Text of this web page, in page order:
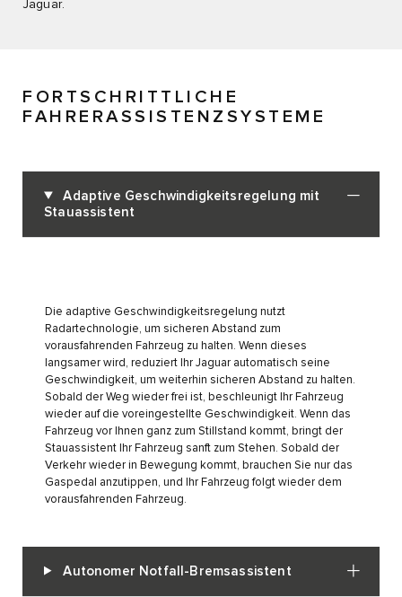
Jaguar.
FORTSCHRITTLICHE
FAHRERASSISTENZSYSTEME
Adaptive Geschwindigkeitsregelung mit
Stauassistent
Die adaptive Geschwindigkeitsregelung nutzt
Radartechnologie, um sicheren Abstand zum
vorausfahrenden Fahrzeug zu halten. Wenn dieses
langsamer wird, reduziert Ihr Jaguar automatisch seine
Geschwindigkeit, um weiterhin sicheren Abstand zu halten.
Sobald der Weg wieder frei ist, beschleunigt Ihr Fahrzeug
wieder auf die voreingestellte Geschwindigkeit. Wenn das
Fahrzeug vor Ihnen ganz zum Stillstand kommt, bringt der
Stauassistent Ihr Fahrzeug sanft zum Stehen. Sobald der
Verkehr wieder in Bewegung kommt, brauchen Sie nur das
Gaspedal anzutippen, und Ihr Fahrzeug folgt wieder dem
vorausfahrenden Fahrzeug.
Autonomer Notfall-Bremsassistent